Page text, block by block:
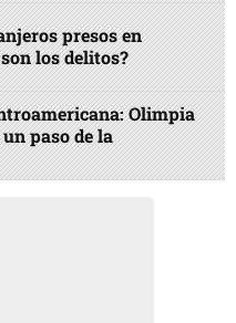
presos en
los delitos?
Olimpia
paso de la